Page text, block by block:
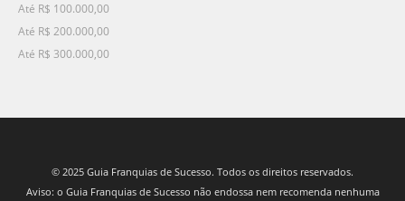
Até R$ 100.000,00
Até R$ 200.000,00
Até R$ 300.000,00
© 2025 Guia Franquias de Sucesso. Todos os direitos reservados.
Aviso: o Guia Franquias de Sucesso não endossa nem recomenda nenhuma